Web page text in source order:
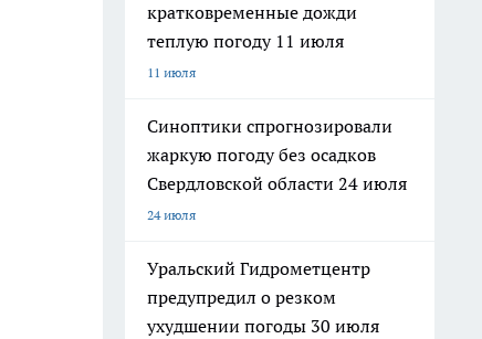
кратковременные дожди
теплую погоду 11 июля
11 июля
Синоптики спрогнозировали
жаркую погоду без осадков
Свердловской области 24 июля
24 июля
Уральский Гидрометцентр
предупредил о резком
ухудшении погоды 30 июля